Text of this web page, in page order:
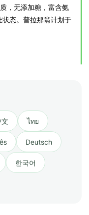
，无添加糖，富含氨
态。普拉那翁计划于
ไทย
Deutsch
한국어